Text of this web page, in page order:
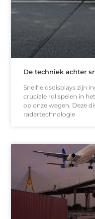
De techniek achter
Snelheidsdisplays zijn
cruciale rol spelen in
op onze wegen. Deze
radartechnologie